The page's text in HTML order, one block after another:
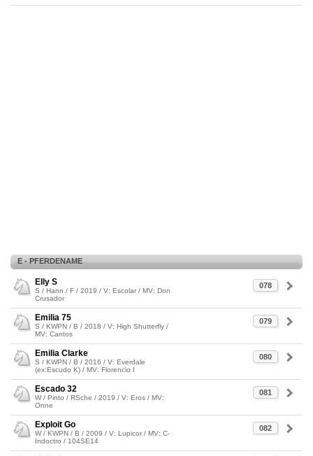
E - PFERDENAME
078
Elly S
S / Hann / F / 2019 / V: Escolar / MV: Don
Crusador
079
Emilia 75
S / KWPN / B / 2018 / V: High Shutterfly /
MV: Cantos
080
Emilia Clarke
S / KWPN / B / 2016 / V: Everdale
(ex:Escudo K) / MV: Florencio I
081
Escado 32
W / Pinto / RSche / 2019 / V: Eros / MV:
Onne
082
Exploit Go
W / KWPN / B / 2009 / V: Lupicor / MV: C-
Indoctro / 104SE14